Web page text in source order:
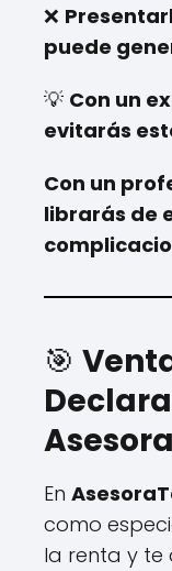
❌
puede
💡 Con un
evitarás
Con un
librarás de
🎯
En
como
la renta y te